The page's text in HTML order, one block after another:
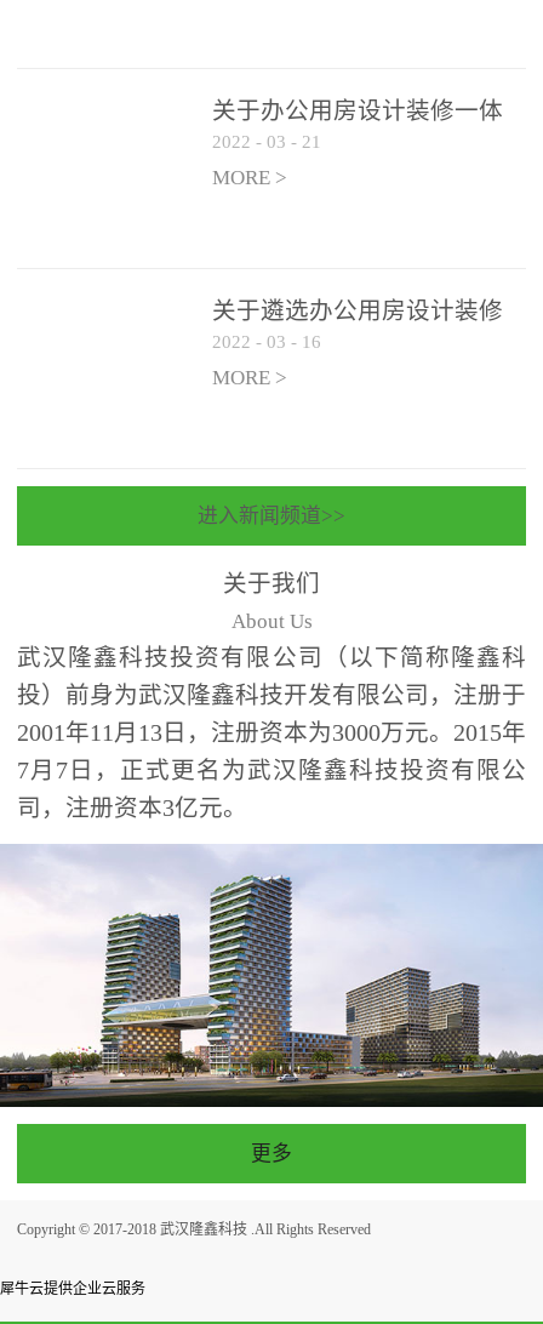
关于办公用房设计装修一体
化项目 跟踪审计和监理单位
遴选结果的公告
2022 - 03 - 21
MORE >
关于遴选办公用房设计装修
一体化项目 跟踪审计和监理
单位的公告
2022 - 03 - 16
MORE >
进入新闻频道>>
关于我们
About Us
武汉隆鑫科技投资有限公司（以下简称隆鑫科
投）前身为武汉隆鑫科技开发有限公司，注册于
2001年11月13日，注册资本为3000万元。2015年
7月7日，正式更名为武汉隆鑫科技投资有限公
司，注册资本3亿元。
更多
Copyright © 2017-2018 武汉隆鑫科技 .All Rights Reserved
犀牛云提供企业云服务